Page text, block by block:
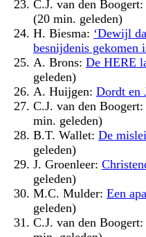
C.J. van den Boogert:
(20 min. geleden)
H. Biesma: ‘Dewijl
besnijdenis gekomen
A. Brons: De HERE
geleden)
A. Huijgen: Dordt en
C.J. van den Boogert:
min. geleden)
B.T. Wallet: De
geleden)
J. Groenleer:
geleden)
M.C. Mulder: Een
geleden)
C.J. van den Boogert: